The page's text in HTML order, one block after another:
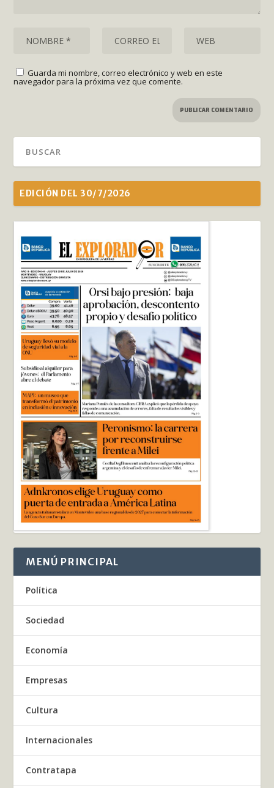
Guarda mi nombre, correo electrónico y web en este
navegador para la próxima vez que comente.
EDICIÓN DEL 30/7/2026
MENÚ PRINCIPAL
Política
Sociedad
Economía
Empresas
Cultura
Internacionales
Contratapa